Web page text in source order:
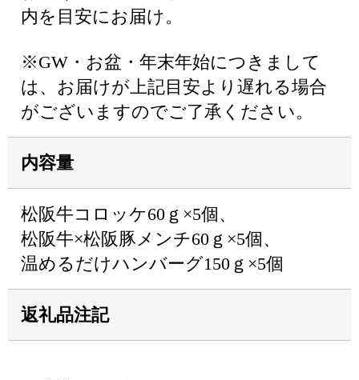
内を目安にお届け。
※GW・お盆・年末年始につきまして
は、お届けが上記目安より遅れる場合
がございますのでご了承ください。
内容量
松阪牛コロッケ60ｇ×5個、
松阪牛×松阪豚メンチ60ｇ×5個、
温めるだけハンバーグ150ｇ×5個
返礼品注記